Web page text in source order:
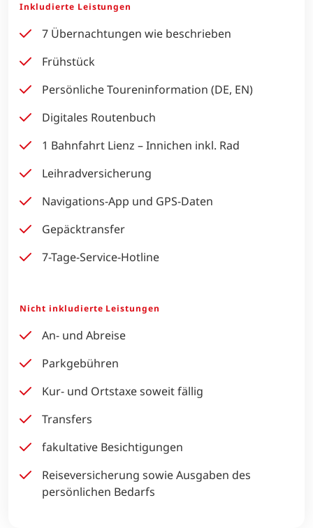
Inkludierte Leistungen
7 Übernachtungen wie beschrieben
Frühstück
Persönliche Toureninformation (DE, EN)
Digitales Routenbuch
1 Bahnfahrt Lienz – Innichen inkl. Rad
Leihradversicherung
Navigations-App und GPS-Daten
Gepäcktransfer
7-Tage-Service-Hotline
Nicht inkludierte Leistungen
An- und Abreise
Parkgebühren
Kur- und Ortstaxe soweit fällig
Transfers
fakultative Besichtigungen
Reiseversicherung sowie Ausgaben des
persönlichen Bedarfs